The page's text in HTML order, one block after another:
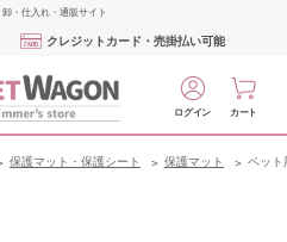
・仕入れ・通販サイト
クレジットカード・売掛払い可能
ログイン カート
保護マット・保護シート 保護マット ペット